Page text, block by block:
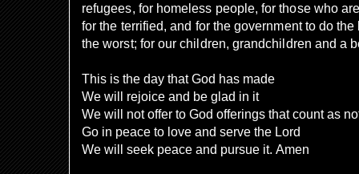
refugees, for homeless people, for those who
for the terrified, and for the government to do
the worst; for our children, grandchildren and a
This is the day that God has made
We will rejoice and be glad in it
We will not offer to God offerings that count as
Go in peace to love and serve the Lord
We will seek peace and pursue it. Amen